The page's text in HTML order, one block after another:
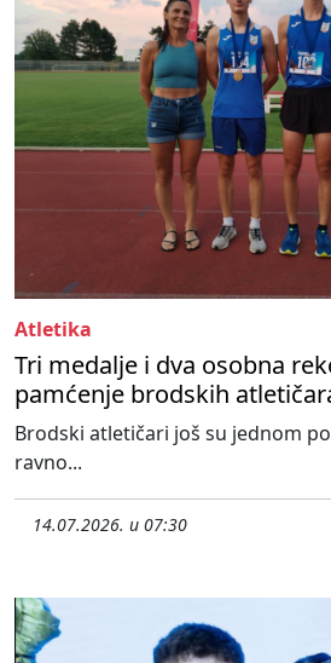
Atletika
Tri medalje i dva osobna
pamćenje brodskih
Brodski atletičari još su jednom
ravno...
14.07.2026. u 07:30